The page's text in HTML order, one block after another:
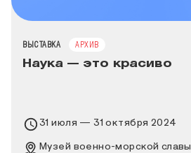
ТИП МЕРОПРИЯТИЯ
ВЫСТАВКА
АРХИВ
Наука — это красиво
Время проведения выставки
31 июля — 31 октября 2024
Место проведения выставки
Музей военно-морской славы